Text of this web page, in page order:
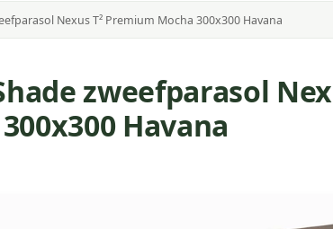
Nexus T² Premium Mocha 300x300 Havana
zweefparasol
Havana